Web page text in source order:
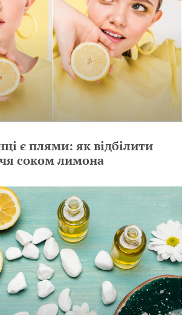
є плями: як відбілити
соком лимона